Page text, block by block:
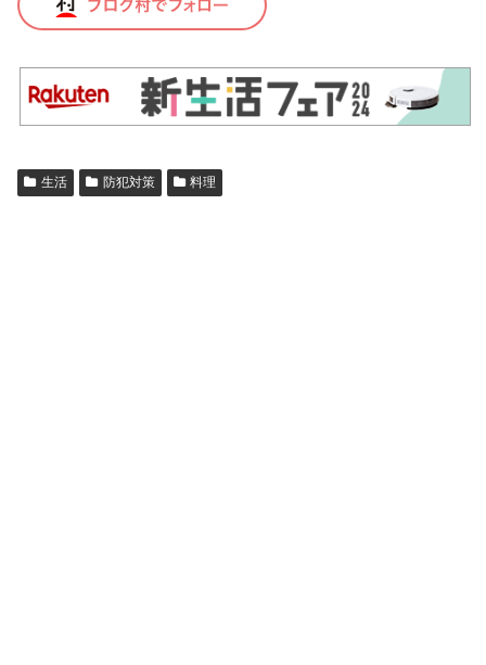
生活 防犯対策 料理